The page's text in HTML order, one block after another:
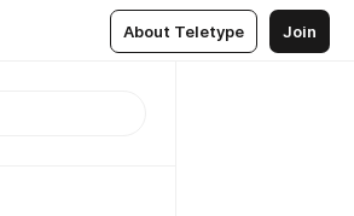
About Teletype Join